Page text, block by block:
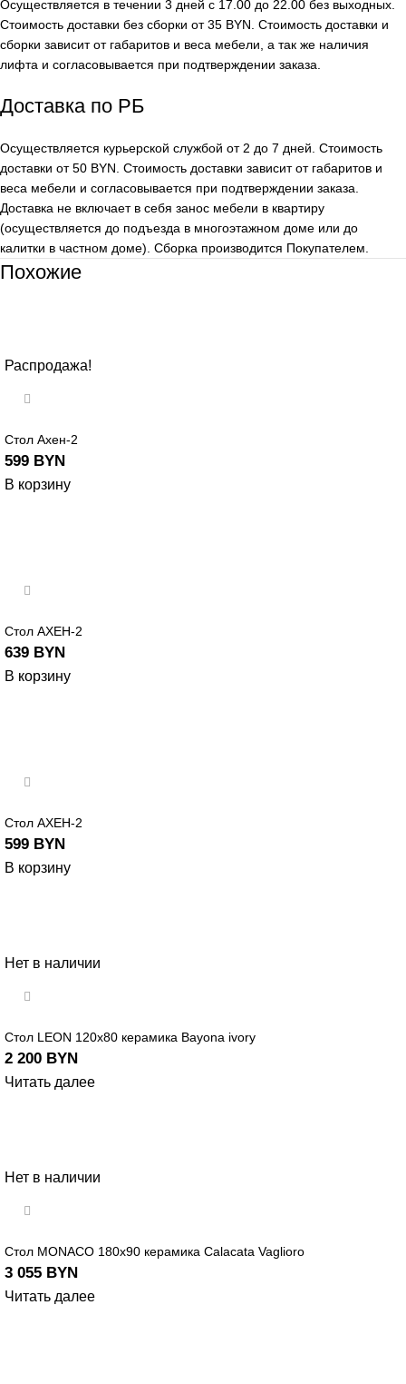
Осуществляется в течении 3 дней с 17.00 до 22.00 без выходных.
Стоимость доставки без сборки от 35 BYN. Стоимость доставки и
сборки зависит от габаритов и веса мебели, а так же наличия
лифта и согласовывается при подтверждении заказа.
Доставка по РБ
Осуществляется курьерской службой от 2 до 7 дней. Стоимость
доставки от 50 BYN. Стоимость доставки зависит от габаритов и
веса мебели и согласовывается при подтверждении заказа.
Доставка не включает в себя занос мебели в квартиру
(осуществляется до подъезда в многоэтажном доме или до
калитки в частном доме). Сборка производится Покупателем.
Похожие
Распродажа!
Стол Ахен-2
599 BYN
В корзину
Стол АХЕН-2
639 BYN
В корзину
Стол АХЕН-2
599 BYN
В корзину
Нет в наличии
Стол LEON 120х80 керамика Bayona ivory
2 200 BYN
Читать далее
Нет в наличии
Стол MONACO 180х90 керамика Calacata Vaglioro
3 055 BYN
Читать далее